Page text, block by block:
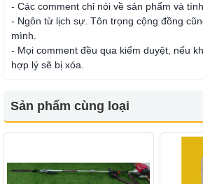
- Các comment chỉ nói về sản phẩm và
- Ngôn từ lịch sự. Tôn trọng cộng đồng
mình.
- Mọi comment đều qua kiểm duyệt, nếu
hợp lý sẽ bị xóa.
Sản phẩm cùng loại